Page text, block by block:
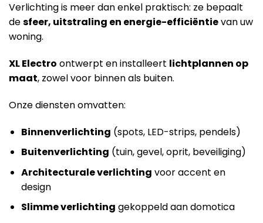
Verlichting is meer dan enkel praktisch: ze bepaalt
desfeer, uitstraling en energie-efficiëntievan uw
woning.
XL Electro ontwerpt en installeert lichtplannen op
maat, zowel voor binnen als buiten.
Onze diensten omvatten:
Binnenverlichting (spots, LED-strips, pendels)
Buitenverlichting (tuin, gevel, oprit, beveiliging)
Architecturale verlichting voor accent en
design
Slimme verlichting gekoppeld aan domotica